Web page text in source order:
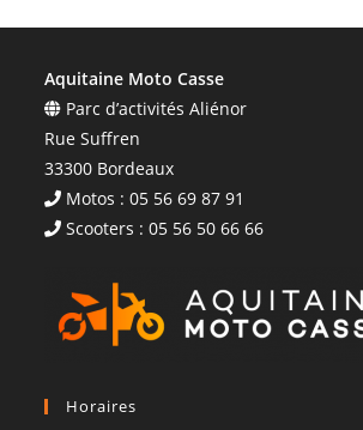
Aquitaine Moto Casse
Parc d’activités Aliénor
Rue Suffren
33300 Bordeaux
Motos : 05 56 69 87 91
Scooters : 05 56 50 66 66
Horaires